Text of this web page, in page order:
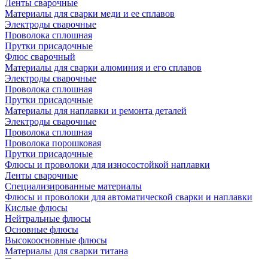
Ленты сварочные
Материалы для сварки меди и ее сплавов
Электроды сварочные
Проволока сплошная
Прутки присадочные
Флюс сварочный
Материалы для сварки алюминия и его сплавов
Электроды сварочные
Проволока сплошная
Прутки присадочные
Материалы для наплавки и ремонта деталей
Электроды сварочные
Проволока сплошная
Проволока порошковая
Прутки присадочные
Флюсы и проволоки для износостойкой наплавки
Ленты сварочные
Специализированные материалы
Флюсы и проволоки для автоматической сварки и наплавки
Кислые флюсы
Нейтральные флюсы
Основные флюсы
Высокоосновные флюсы
Материалы для сварки титана